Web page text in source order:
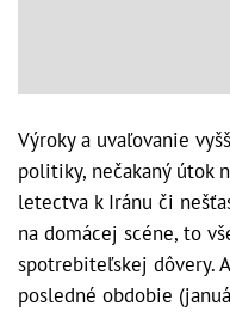
Výroky a uvaľovanie
politiky, nečakaný útok
letectva k Iránu či
na domácej scéne, to
spotrebiteľskej dôvery.
posledné obdobie